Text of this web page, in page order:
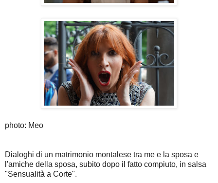
photo: Meo
Dialoghi di un matrimonio montalese tra me e la sposa e
l'amiche della sposa, subito dopo il fatto compiuto, in salsa
"Sensualità a Corte".